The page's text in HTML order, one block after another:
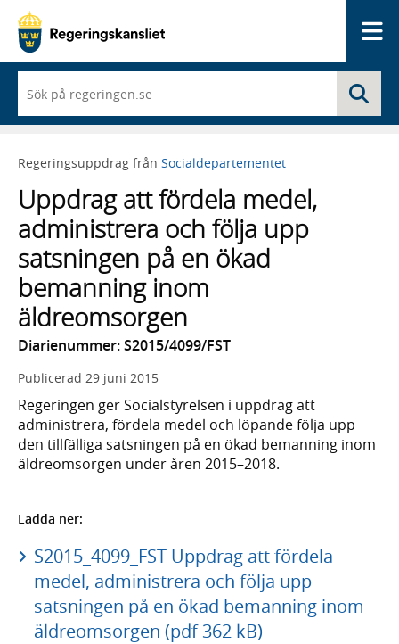
du
börjar
skriva
framträder
lista
med
sökförslag
Regeringsuppdrag från Socialdepartementet
Uppdrag att fördela medel,
administrera och följa upp
satsningen på en ökad
bemanning inom
äldreomsorgen
Diarienummer: S2015/4099/FST
Publicerad 29 juni 2015
Regeringen ger Socialstyrelsen i uppdrag att
administrera, fördela medel och löpande följa upp
den tillfälliga satsningen på en ökad bemanning inom
äldreomsorgen under åren 2015–2018.
Ladda ner:
S2015_4099_FST Uppdrag att fördela
medel, administrera och följa upp
satsningen på en ökad bemanning inom
äldreomsorgen (pdf 362 kB)